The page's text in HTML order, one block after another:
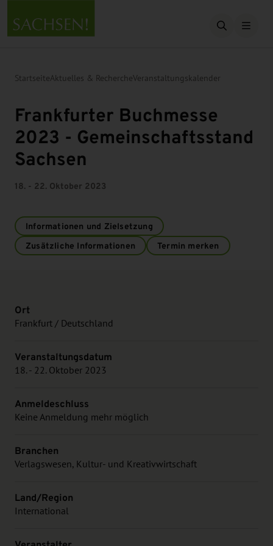
Suche
StartseiteAktuelles & RechercheVeranstaltungskalender
Frankfurter Buchmesse
2023 - Gemeinschaftsstand
Sachsen
18. - 22. Oktober 2023
Informationen und Zielsetzung
Zusätzliche Informationen
Termin merken
Ort
Frankfurt / Deutschland
Veranstaltungsdatum
18. - 22. Oktober 2023
Anmeldeschluss
Keine Anmeldung mehr möglich
Branchen
Verlagswesen, Kultur- und Kreativwirtschaft
Land/Region
International